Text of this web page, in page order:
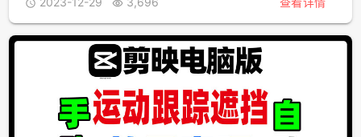
 